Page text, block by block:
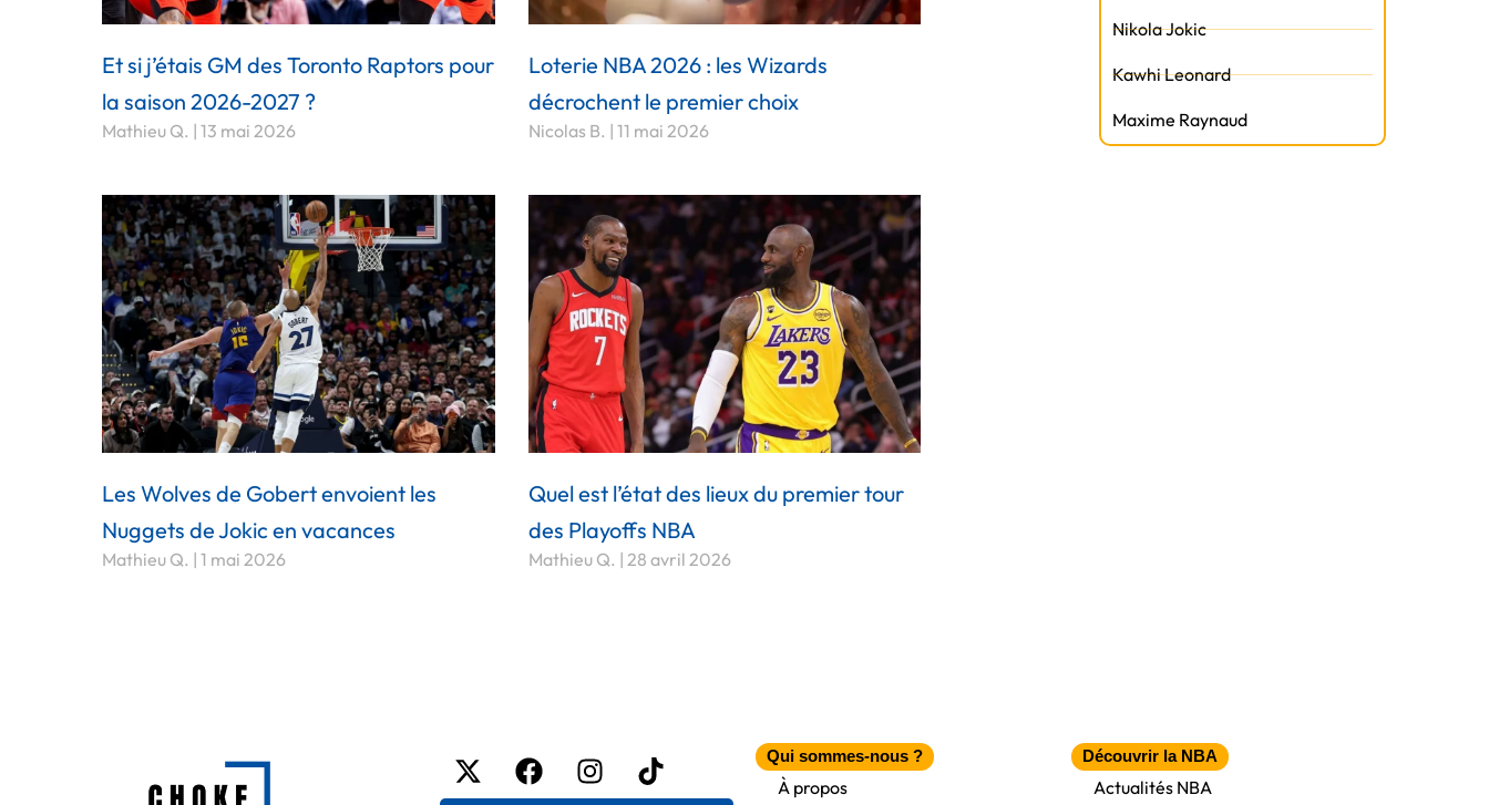
Et si j’étais GM des Toronto Raptors pour
la saison 2026-2027 ?
Mathieu Q. 13 mai 2026
Loterie NBA 2026 : les Wizards
décrochent le premier choix
Nicolas B. 11 mai 2026
Les Wolves de Gobert envoient les
Nuggets de Jokic en vacances
Mathieu Q. 1 mai 2026
Quel est l’état des lieux du premier tour
des Playoffs NBA
Mathieu Q. 28 avril 2026
Nikola Jokic
Kawhi Leonard
Maxime Raynaud
X-
twitter
FacebookInstagram
Tiktok Qui sommes-nous ?
À propos
Découvrir la NBA
Actualités NBA